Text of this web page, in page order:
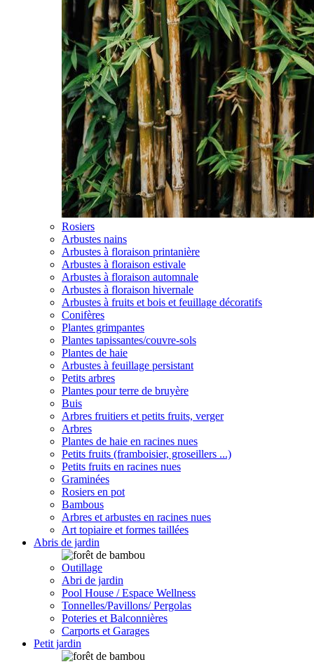
Rosiers
Arbustes nains
Arbustes à floraison printanière
Arbustes à floraison estivale
Arbustes à floraison automnale
Arbustes à floraison hivernale
Arbustes à fruits et bois et feuillage décoratifs
Conifères
Plantes grimpantes
Plantes tapissantes/couvre-sols
Plantes de haie
Arbustes à feuillage persistant
Petits arbres
Plantes pour terre de bruyère
Buis
Arbres fruitiers et petits fruits, verger
Arbres
Plantes de haie en racines nues
Petits fruits (framboisier, groseillers ...)
Petits fruits en racines nues
Graminées
Rosiers en pot
Bambous
Arbres et arbustes en racines nues
Art topiaire et formes taillées
Abris de jardin
Outillage
Abri de jardin
Pool House / Espace Wellness
Tonnelles/Pavillons/ Pergolas
Poteries et Balconnières
Carports et Garages
Petit jardin